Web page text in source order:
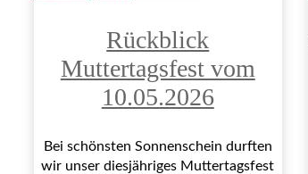
Rückblick
Muttertagsfest vom
10.05.2026
Bei schönsten Sonnenschein durften
wir unser diesjähriges Muttertagsfest